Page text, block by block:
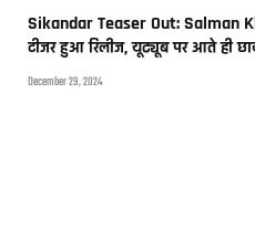
Sikandar Teaser Out: Salman
टीजर हुआ रिलीज, यूट्यूब पर आते ही
December 29, 2024